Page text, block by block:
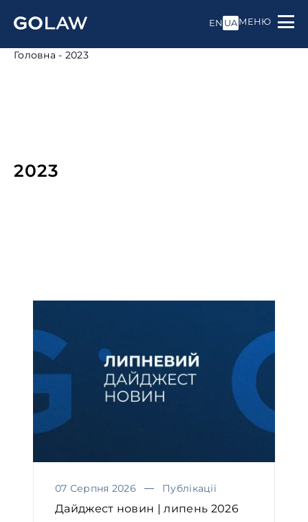
EN UAМЕНЮ
Головна - 2023
2023
07 Серпня 2026 Публікації
Дайджест новин | липень 2026